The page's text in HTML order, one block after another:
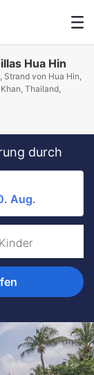
Hua Hin
Strand von Hua Hin,
Thailand,
durch
Aug.
Kinder